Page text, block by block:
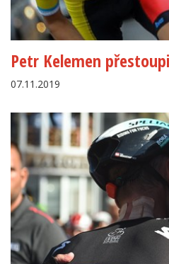
Petr Kelemen
07.11.2019